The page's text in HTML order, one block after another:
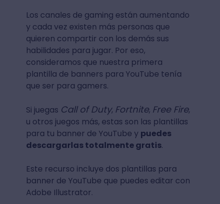
Los canales de gaming están aumentando
y cada vez existen más personas que
quieren compartir con los demás sus
habilidades para jugar. Por eso,
consideramos que nuestra primera
plantilla de banners para YouTube tenía
que ser para gamers.
Si juegas Call of Duty, Fortnite, Free Fire,
u otros juegos más, estas son las plantillas
para tu banner de YouTube y puedes
descargarlas totalmente gratis.
Este recurso incluye dos plantillas para
banner de YouTube que puedes editar con
Adobe Illustrator.